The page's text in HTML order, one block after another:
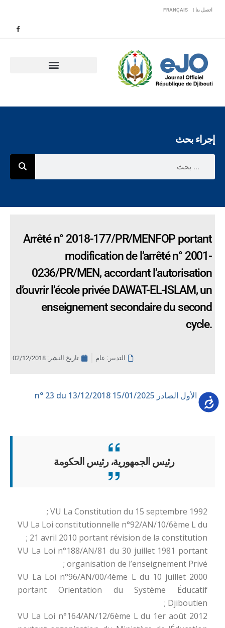
اتصل بنا | FRANÇAIS
إجراء بحث
Arrêté n° 2018-177/PR/MENFOP portant
modification de l’arrêté n° 2001-
0236/PR/MEN, accordant l’autorisation
d’ouvrir l’école privée DAWAT-EL-ISLAM, un
enseignement secondaire du second
cycle.
التدبير: عام تاريخ النشر: 02/12/2018
العدد الأول الصادر 15/01/2025
رئيس الجمهورية، رئيس الحكومة
VU La Constitution du 15 septembre 1992 ;
VU La Loi constitutionnelle n°92/AN/10/6ème L du
21 avril 2010 portant révision de la constitution ;
VU La Loi n°188/AN/81 du 30 juillet 1981 portant
organisation de l’enseignement Privé ;
VU La Loi n°96/AN/00/4ème L du 10 juillet 2000
portant Orientation du Système Éducatif
Djiboutien ;
VU La Loi n°164/AN/12/6ème L du 1er août 2012